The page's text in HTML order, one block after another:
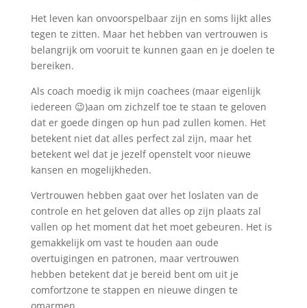
Het leven kan onvoorspelbaar zijn en soms lijkt alles
tegen te zitten. Maar het hebben van vertrouwen is
belangrijk om vooruit te kunnen gaan en je doelen te
bereiken.
Als coach moedig ik mijn coachees (maar eigenlijk
iedereen 😉)aan om zichzelf toe te staan te geloven
dat er goede dingen op hun pad zullen komen. Het
betekent niet dat alles perfect zal zijn, maar het
betekent wel dat je jezelf openstelt voor nieuwe
kansen en mogelijkheden.
Vertrouwen hebben gaat over het loslaten van de
controle en het geloven dat alles op zijn plaats zal
vallen op het moment dat het moet gebeuren. Het is
gemakkelijk om vast te houden aan oude
overtuigingen en patronen, maar vertrouwen
hebben betekent dat je bereid bent om uit je
comfortzone te stappen en nieuwe dingen te